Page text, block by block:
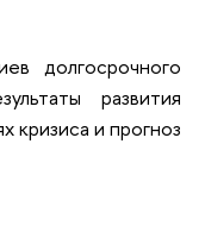
долгосрочного
развития
кризиса и прогноз